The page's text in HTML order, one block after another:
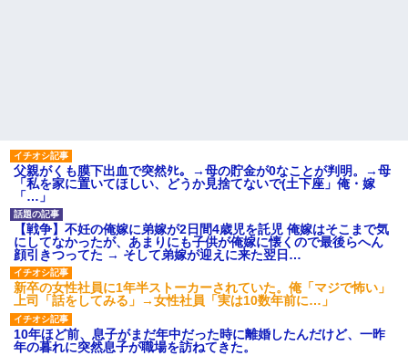
父親がくも膜下出血で突然ﾀﾋ。→母の貯金が0なことが判明。→母
「私を家に置いてほしい、どうか見捨てないで(土下座」俺・嫁
「…」
【戦争】不妊の俺嫁に弟嫁が2日間4歳児を託児 俺嫁はそこまで気
にしてなかったが、あまりにも子供が俺嫁に懐くので最後らへん
顔引きつってた → そして弟嫁が迎えに来た翌日…
新卒の女性社員に1年半ストーカーされていた。俺「マジで怖い」
上司「話をしてみる」→女性社員「実は10数年前に…」
10年ほど前、息子がまだ年中だった時に離婚したんだけど、一昨
年の暮れに突然息子が職場を訪ねてきた。